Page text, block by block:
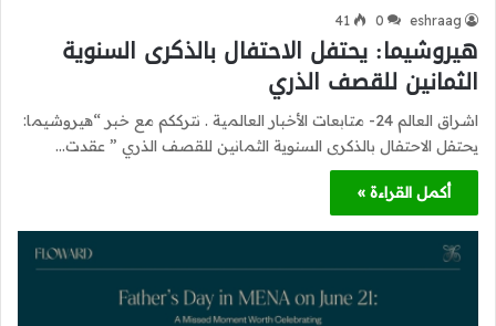
eshraag
0
41
هيروشيما: يحتفل الاحتفال بالذكرى السنوية
الثمانين للقصف الذري
اشراق العالم 24- متابعات الأخبار العالمية . نترككم مع خبر “هيروشيما:
يحتفل الاحتفال بالذكرى السنوية الثمانين للقصف الذري ” عقدت…
أكمل القراءة »